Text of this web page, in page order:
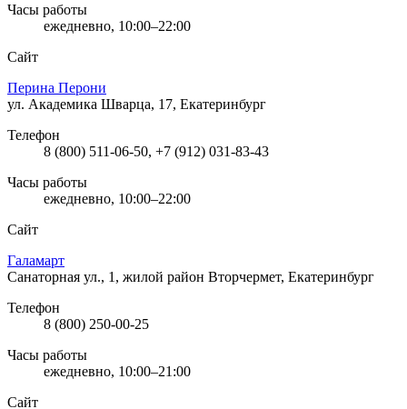
Часы работы
ежедневно, 10:00–22:00
Сайт
Перина Перони
ул. Академика Шварца, 17, Екатеринбург
Телефон
8 (800) 511-06-50, +7 (912) 031-83-43
Часы работы
ежедневно, 10:00–22:00
Сайт
Галамарт
Санаторная ул., 1, жилой район Вторчермет, Екатеринбург
Телефон
8 (800) 250-00-25
Часы работы
ежедневно, 10:00–21:00
Сайт